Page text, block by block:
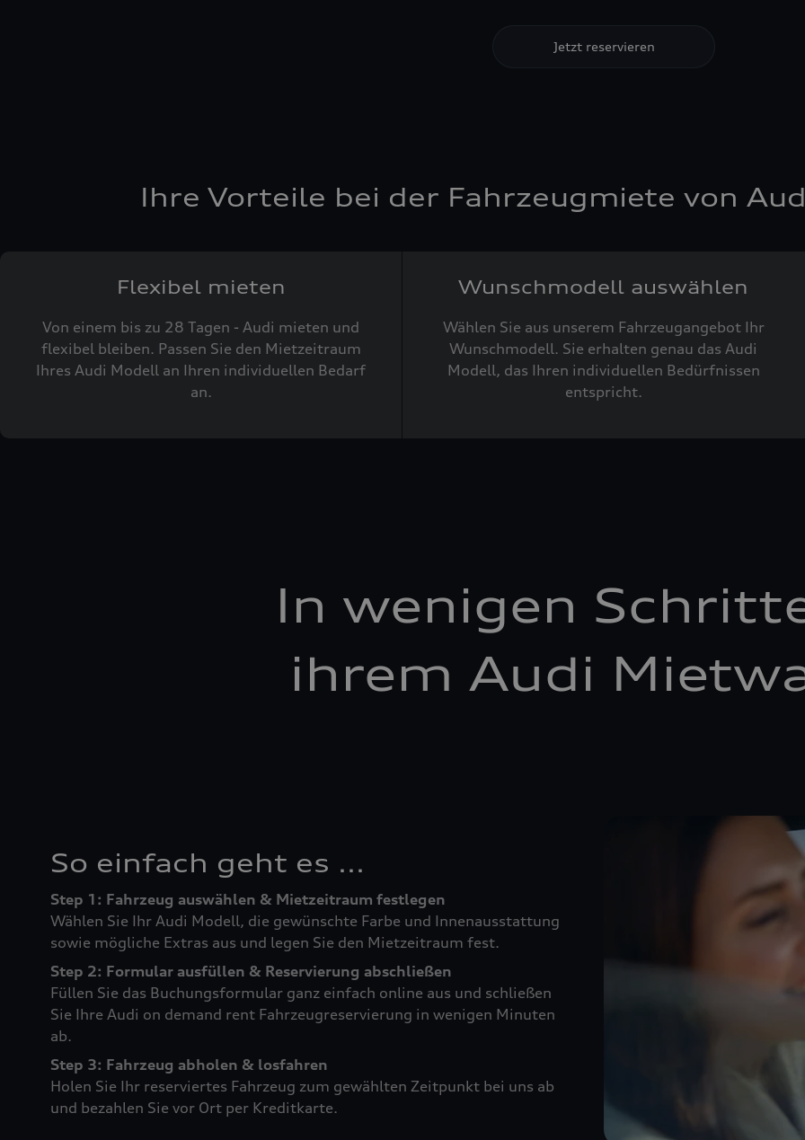
Jetzt reservieren
Ihre Vorteile bei der Fahrzeugmiete von
Flexibel mieten
Von einem bis zu 28 Tagen - Audi mieten und
flexibel bleiben. Passen Sie den Mietzeitraum
Ihres Audi Modell an Ihren individuellen Bedarf
an.
Wunschmodell auswählen
Wählen Sie aus unserem Fahrzeugangebot Ihr
Wunschmodell. Sie erhalten genau das Audi
Modell, das Ihren individuellen Bedürfnissen
entspricht.
In wenigen
ihrem Audi
So einfach geht es ...
Step 1: Fahrzeug auswählen & Mietzeitraum festlegen
Wählen Sie Ihr Audi Modell, die gewünschte Farbe und Innenausstattung
sowie mögliche Extras aus und legen Sie den Mietzeitraum fest.
Step 2: Formular ausfüllen & Reservierung abschließen
Füllen Sie das Buchungsformular ganz einfach online aus und schließen
Sie Ihre Audi on demand rent Fahrzeugreservierung in wenigen Minuten
ab.
Step 3: Fahrzeug abholen & losfahren
Holen Sie Ihr reserviertes Fahrzeug zum gewählten Zeitpunkt bei uns ab
und bezahlen Sie vor Ort per Kreditkarte.